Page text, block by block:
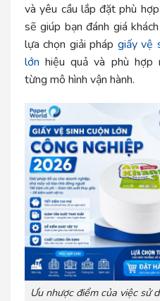
và yêu cầu lắp đặt phù
sẽ giúp bạn đánh giá
lựa chọn giải pháp giấy vệ
lớn hiệu quả và phù hợp
từng mô hình vận hành.
Ưu nhược điểm của việc sử